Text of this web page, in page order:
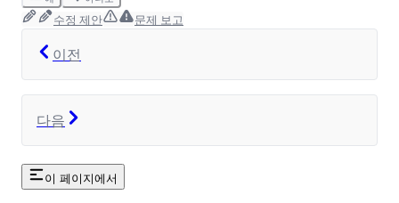
수정 제안 문제 보고
이전
다음
이 페이지에서